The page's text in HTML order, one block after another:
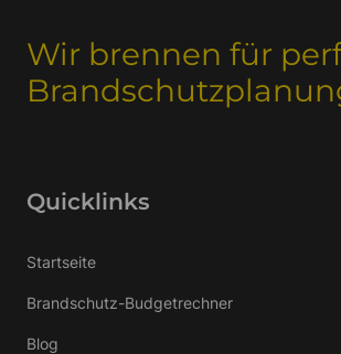
Wir brennen für
Quicklinks
Startseite
Brandschutz-Budgetrechner
Blog